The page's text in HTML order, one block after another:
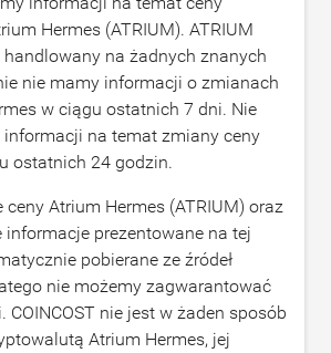
Hermes (ATRIUM). ATRIUM
handlowany na żadnych znanych
nie mamy informacji o zmianach
w ciągu ostatnich 7 dni. Nie
na temat zmiany ceny
ostatnich 24 godzin.
ceny Atrium Hermes (ATRIUM) oraz
informacje prezentowane na tej
pobierane ze źródeł
nie możemy zagwarantować
COINCOST nie jest w żaden sposób
Atrium Hermes, jej